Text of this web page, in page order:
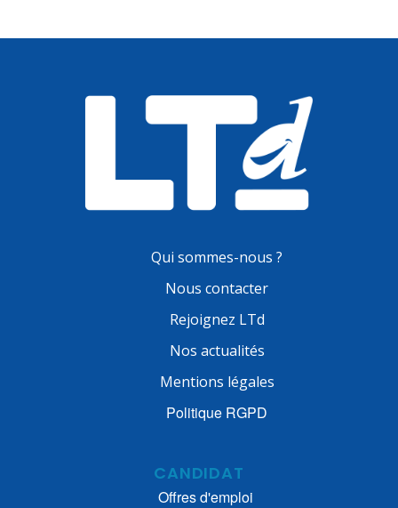
Qui sommes-nous ?
Nous contacter
Rejoignez LTd
Nos actualités
Mentions légales
Politique RGPD
CANDIDAT
Offres d'emploi